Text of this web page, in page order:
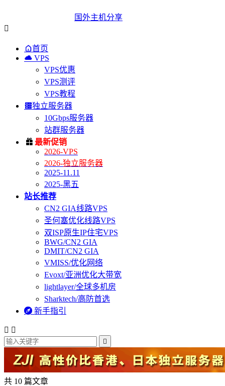
国外主机分享

首页
 VPS
VPS优惠
VPS测评
VPS教程
独立服务器
10Gbps服务器
站群服务器
 最新促销
2026-VPS
2026-独立服务器
2025-11.11
2025-黑五
站长推荐
CN2 GIA线路VPS
圣何塞优化线路VPS
双ISP原生IP住宅VPS
BWG/CN2 GIA
DMIT/CN2 GIA
VMISS/优化网络
Evoxt/亚洲优化大带宽
lightlayer/全球多机房
Sharktech/高防首选
 新手指引
 

共 10 篇文章